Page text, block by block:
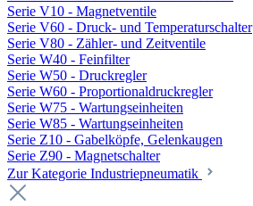
Serie V10 - Magnetventile
Serie V60 - Druck- und Temperaturschalter
Serie V80 - Zähler- und Zeitventile
Serie W40 - Feinfilter
Serie W50 - Druckregler
Serie W60 - Proportionaldruckregler
Serie W75 - Wartungseinheiten
Serie W85 - Wartungseinheiten
Serie Z10 - Gabelköpfe, Gelenkaugen
Serie Z90 - Magnetschalter
Zur Kategorie Industriepneumatik